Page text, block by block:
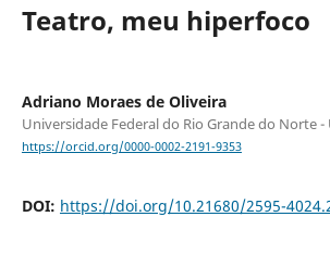
Teatro, meu hiperfoco
Adriano Moraes de Oliveira
Universidade Federal do Rio Grande do Norte -
https://orcid.org/0000-0002-2191-9353
DOI: https://doi.org/10.21680/2595-